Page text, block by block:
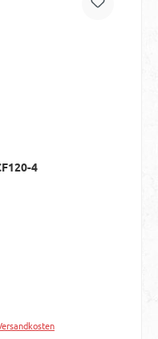
4
Preis: